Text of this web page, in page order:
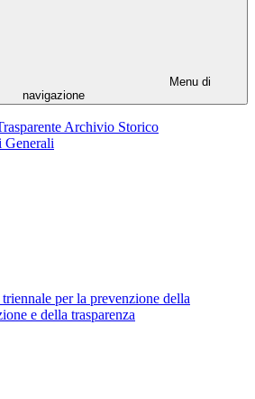
Menu di
navigazione
Archivio Storico
Generali
per la prevenzione della
e della trasparenza